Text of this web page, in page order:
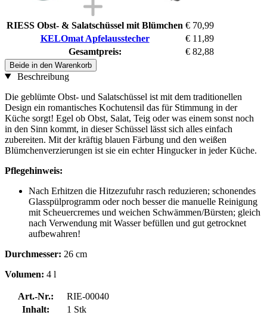
RIESS Obst- & Salatschüssel mit Blümchen € 70,99
KELOmat Apfelausstecher
€ 11,89
Gesamtpreis:
€ 82,88
Beide in den Warenkorb
Beschreibung
Die geblümte Obst- und Salatschüssel ist mit dem traditionellen
Design ein romantisches Kochutensil das für Stimmung in der
Küche sorgt! Egel ob Obst, Salat, Teig oder was einem sonst noch
in den Sinn kommt, in dieser Schüssel lässt sich alles einfach
zubereiten. Mit der kräftig blauen Färbung und den weißen
Blümchenverzierungen ist sie ein echter Hingucker in jeder Küche.
Pflegehinweis:
Nach Erhitzen die Hitzezufuhr rasch reduzieren; schonendes
Glasspülprogramm oder noch besser die manuelle Reinigung
mit Scheuercremes und weichen Schwämmen/Bürsten; gleich
nach Verwendung mit Wasser befüllen und gut getrocknet
aufbewahren!
Durchmesser: 26 cm
Volumen: 4 l
Art.-Nr.:
RIE-00040
Inhalt:
1 Stk